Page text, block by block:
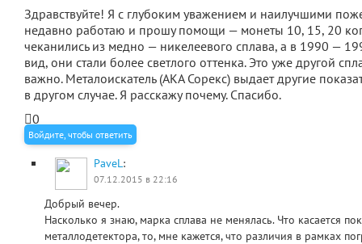
Здравствуйте! Я с глубоким уважением и наилучшими
недавно работаю и прошу помощи — монеты 10, 15, 20
чеканились из медно — никелеевого сплава, а в 1990 —
вид, они стали более светлого оттенка. Это уже другой
важно. Металоискатель (АКА Сорекс) выдает другие
в другом случае. Я расскажу почему. Спасибо.
0
Войдите, чтобы ответить
PaveL:
07.12.2015 в 22:16
Добрый вечер.
Насколько я знаю, марка сплава не менялась. Что касается
металлодетектора, то, мне кажется, что различия в рамках